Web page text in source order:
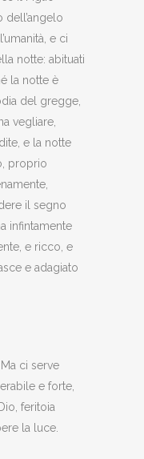
dell’angelo
e ci
notte: abituati
la notte è
del gregge,
vegliare,
e la notte
proprio
il segno
infintamente
e ricco, e
e adagiato
Ma ci serve
e forte,
feritoia
la luce.